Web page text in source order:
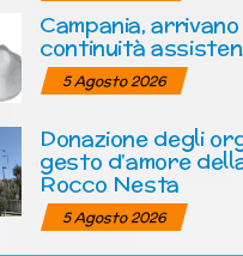
Campania,
continuità
5 Agosto 2026
Donazione degli
gesto d’amore
Rocco Nesta
5 Agosto 2026